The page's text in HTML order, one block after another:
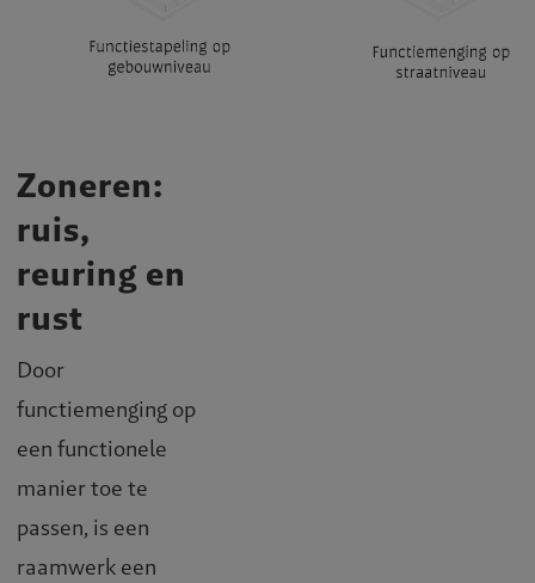
Zoneren:
ruis,
reuring en
rust
Door
functiemenging op
een functionele
manier toe te
passen, is een
raamwerk een